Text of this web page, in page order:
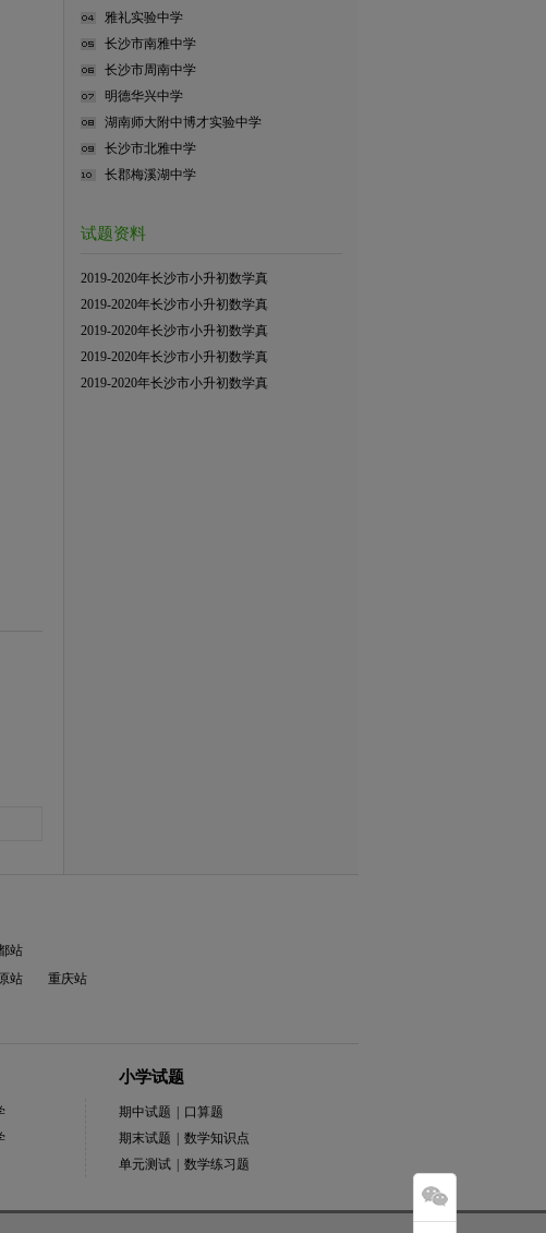
雅礼实验中学
长沙市南雅中学
长沙市周南中学
明德华兴中学
湖南师大附中博才实验中学
长沙市北雅中学
长郡梅溪湖中学
试题资料
2019-2020年长沙市小升初数学真
2019-2020年长沙市小升初数学真
2019-2020年长沙市小升初数学真
2019-2020年长沙市小升初数学真
2019-2020年长沙市小升初数学真
站
站
重庆站
小学试题
期中试题
口算题
期末试题
数学知识点
单元测试
数学练习题